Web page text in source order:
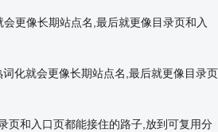
更像长期站点名,最后就更像目录页和入
化就会更像长期站点名,最后就更像目录页
页和入口页都能接住的路子,放到可复用分